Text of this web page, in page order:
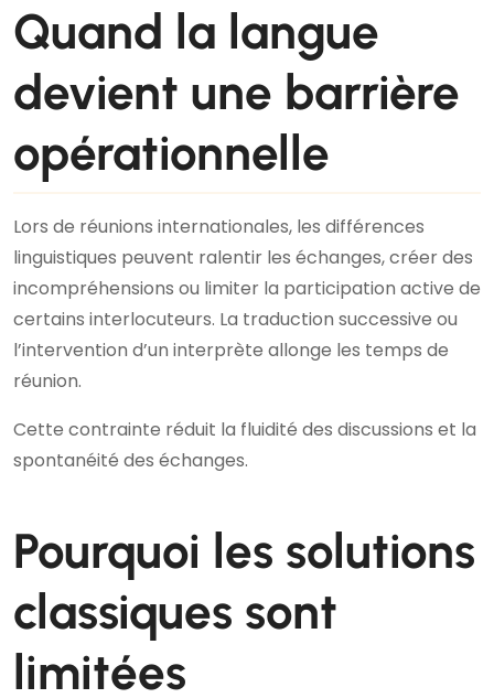
Quand la langue
devient une barrière
opérationnelle
Lors de réunions internationales, les différences
linguistiques peuvent ralentir les échanges, créer des
incompréhensions ou limiter la participation active de
certains interlocuteurs. La traduction successive ou
l’intervention d’un interprète allonge les temps de
réunion.
Cette contrainte réduit la fluidité des discussions et la
spontanéité des échanges.
Pourquoi les solutions
classiques sont
limitées